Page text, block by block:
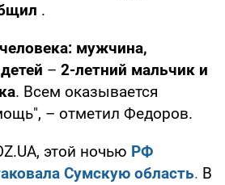
.
мужчина,
– 2-летний мальчик и
. Всем оказывается
– отметил Федоров.
этой ночью РФ
Сумскую область. В